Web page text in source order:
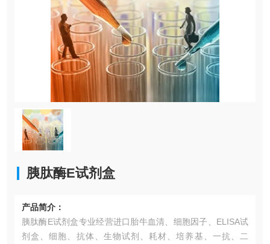
胰肽酶E试剂盒​
产品简介：
胰肽酶E试剂盒​专业经营进口胎牛血清、细胞因子、ELISA试
剂盒、细胞、抗体、生物试剂、耗材、培养基、一抗、二